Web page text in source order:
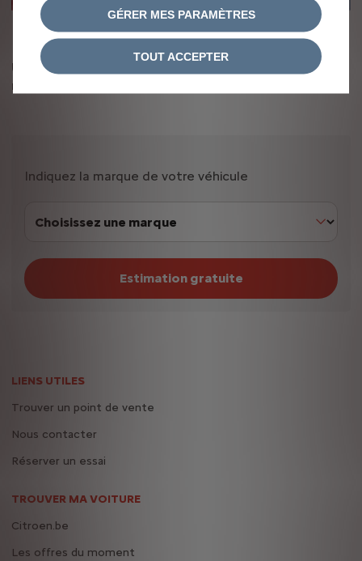
Paiement rapide
Une fois la transaction conclue, votre reprise auto est
réglée par chèque ou virement bancaire sous 8 jours.
Indiquez la marque de votre véhicule
Estimation gratuite
LIENS UTILES
Trouver un point de vente
Nous contacter
Réserver un essai
TROUVER MA VOITURE
Citroen.be
Les offres du moment
GÉRER MES PARAMÈTRES
TOUT ACCEPTER